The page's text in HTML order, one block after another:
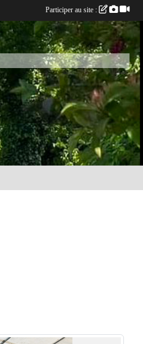
Participer au site :